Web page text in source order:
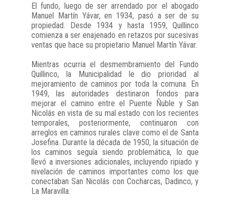
El fundo, luego de ser arrendado por el abogado
Manuel Martín Yávar, en 1934, pasó a ser de su
propiedad. Desde 1934 y hasta 1959, Quillinco
comienza a ser enajenado en retazos por sucesivas
ventas que hace su propietario Manuel Martín Yávar.
Mientras ocurria el desmembramiento del Fundo
Quillinco, la Municipalidad le dio prioridad al
mejoramiento de caminos por toda la comuna. En
1949, las autoridades destinaron fondos para
mejorar el camino entre el Puente Ñuble y San
Nicolás en vista de su mal estado con los recientes
temporales, posteriormente, continuaron con
arreglos en caminos rurales clave como el de Santa
Josefina. Durante la década de 1950, la situación de
los caminos seguía siendo problemática, lo que
llevó a inversiones adicionales, incluyendo ripiado y
nivelación de caminos importantes como los que
conectaban San Nicolás con Cocharcas, Dadinco, y
La Maravilla.